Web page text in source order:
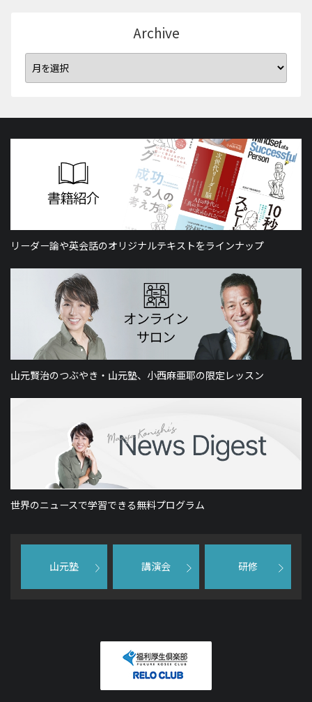
Archive
リーダー論や英会話のオリジナルテキストをラインナップ
山元賢治のつぶやき・山元塾、小西麻亜耶の限定レッスン
世界のニュースで学習できる無料プログラム
山元塾 講演会 研修